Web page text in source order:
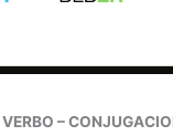
VERBO –